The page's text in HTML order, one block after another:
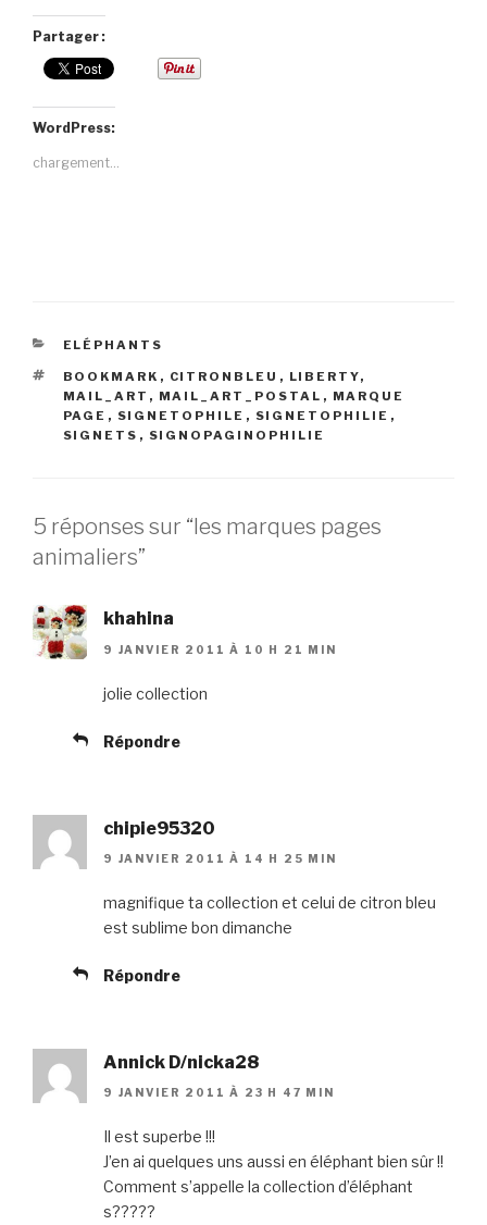
Partager :
WordPress:
chargement…
CATÉGORIES
ELÉPHANTS
ÉTIQUETTES
BOOKMARK , CITRONBLEU , LIBERTY,
MAIL_ART , MAIL_ART_POSTAL , MARQUE
PAGE , SIGNETOPHILE , SIGNETOPHILIE ,
SIGNETS , SIGNOPAGINOPHILIE
5 réponses sur “les marques pages
animaliers”
khahina
9 JANVIER 2011 À 10 H 21 MIN
jolie collection
Répondre
chipie95320
9 JANVIER 2011 À 14 H 25 MIN
magnifique ta collection et celui de citron bleu
est sublime bon dimanche
Répondre
Annick D/nicka28
9 JANVIER 2011 À 23 H 47 MIN
Il est superbe !!!
J’en ai quelques uns aussi en éléphant bien sûr !!
Comment s’appelle la collection d’éléphant
s?????